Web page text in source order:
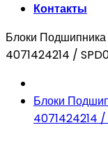
Контакты
Блоки
4071424214 /
Блоки
4071424214